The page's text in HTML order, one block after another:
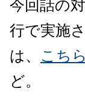
今回話の
行で実施
は、
こちら
ど。